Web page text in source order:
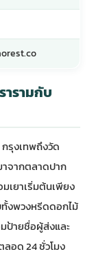
รามกับ
รุงเทพถึงวัด
จากตลาดปาก
เยาเริ่มต้นเพียง
งพวงหรีดดอกไม้
ป้ายชื่อผู้ส่งและ
ลอด 24 ชั่วโมง